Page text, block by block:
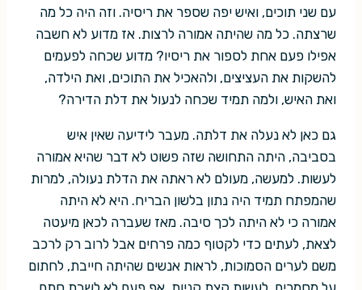
עם שני תוכים, ואיש יפה שספר את ריסיה. וזה היה כל מה
שרצתה. כל מה שהיתה אמורה לרצות. אז מדוע לא חשבה
אפילו פעם אחת לספור את ריסיו? מדוע שכחה לפעמים
להשקות את העציצים, ולהאכיל את התוכים, ואת הילדה,
ואת האיש, ולמה תמיד שכחה לנעול את דלת הדירה?
גם כאן לא נעלה את דלתה. מעבר לידיעה שאין איש
בסביבה, היתה התחושה שזה פשוט לא דבר שהיא אמורה
לעשות. למעשה, מעולם לא ראתה את הדלת נעולה, למרות
שהמפתח תמיד היה נתון בלשון הבריח. היא לא היתה
אמורה כי לא היתה לכך סיבה. מאז שעברה לכאן מיעטה
לצאת, לעתים כדי לקטוף כמה פרחים אבל לרוב רק לרכב
משם לערים הסמוכות, לראות אנשים שהיתה חייבת, לחתום